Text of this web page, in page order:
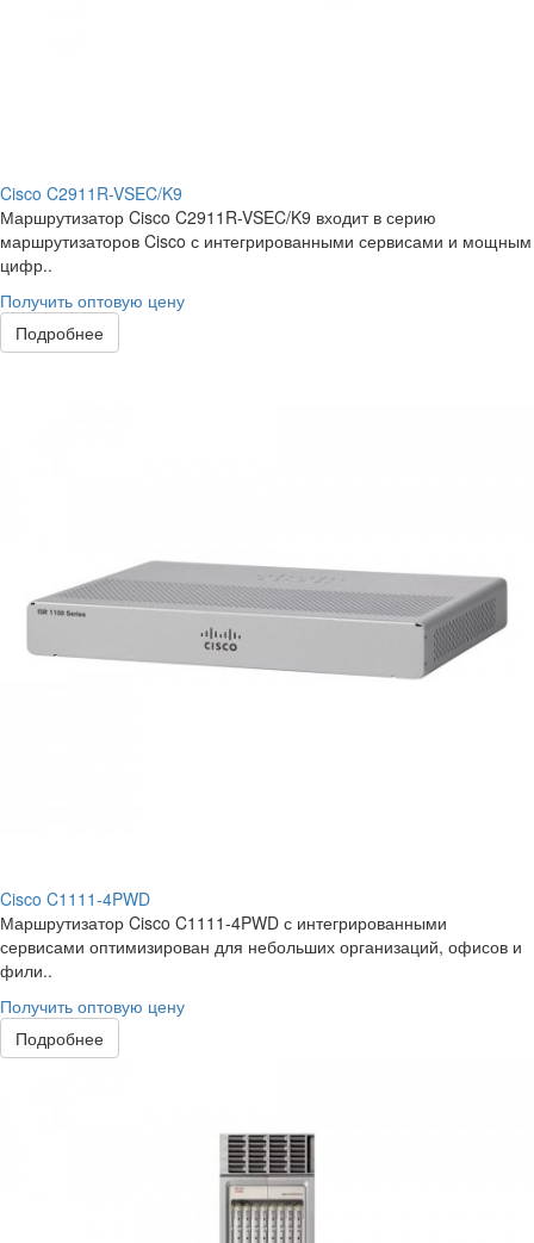
Cisco C2911R-VSEC/K9
Маршрутизатор Cisco C2911R-VSEC/K9 входит в серию
маршрутизаторов Cisco с интегрированными сервисами и мощным
цифр..
Получить оптовую цену
Подробнее
Cisco C1111-4PWD
Маршрутизатор Cisco C1111-4PWD с интегрированными
сервисами оптимизирован для небольших организаций, офисов и
фили..
Получить оптовую цену
Подробнее